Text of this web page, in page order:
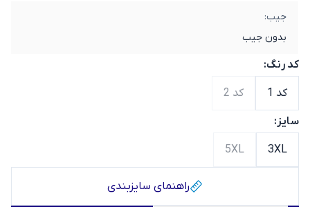
جیب:
بدون جیب
کد رنگ:
کد 1 کد 2
سایز:
3XL
5XL
راهنمای سایز‌بندی